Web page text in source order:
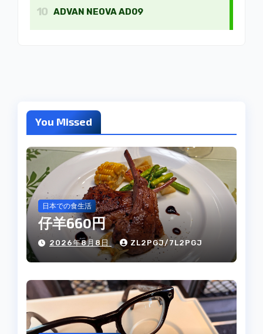
You Missed
日本での食生活
仔羊660円
2026年8月8日 ZL2PGJ/7L2PGJ